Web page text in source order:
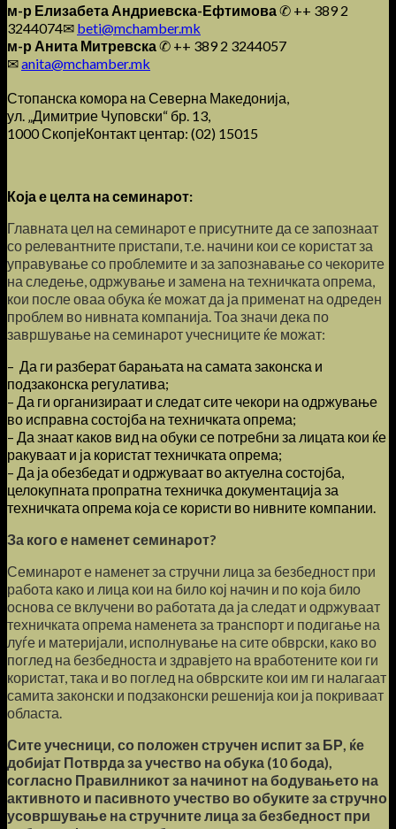
м-р Елизабета Андриевска-Ефтимова ✆ ++ 389 2
3244074✉ beti@mchamber.mk
м-р Анита Митревска ✆ ++ 389 2 3244057
✉anita@mchamber.mk
Стопанска комора на Северна Македонија,
ул. „Димитрие Чуповски“ бр. 13,
1000 СкопјеКонтакт центар: (02) 15015
Која е целта на семинарот:
Главната цел на семинарот е присутните да се запознаат
со релевантните пристапи, т.е. начини кои се користат за
управување со проблемите и за запознавање со чекорите
на следење, одржување и замена на техничката опрема,
кои после оваа обука ќе можат да ја применат на одреден
проблем во нивната компанија. Тоа значи дека по
завршување на семинарот учесниците ќе можат:
– Да ги разберат барањата на самата законска и
подзаконска регулатива;
– Да ги организираат и следат сите чекори на одржување
во исправна состојба на техничката опрема;
– Да знаат каков вид на обуки се потребни за лицата кои ќе
ракуваат и ја користат техничката опрема;
– Да ја обезбедат и одржуваат во актуелна состојба,
целокупната пропратна техничка документација за
техничката опрема која се користи во нивните компании.
За кого е наменет семинарот?
Семинарот е наменет за стручни лица за безбедност при
работа како и лица кои на било кој начин и по која било
основа се вклучени во работата да ја следат и одржуваат
техничката опрема наменета за транспорт и подигање на
луѓе и материјали, исполнување на сите обврски, како во
поглед на безбедноста и здравјето на вработените кои ги
користат, така и во поглед на обврските кои им ги налагаат
самита законски и подзаконски решенија кои ја покриваат
областа.
Сите учесници, со положен стручен испит за БР, ќе
добијат Потврда за учество на обука (10 бода),
согласно Правилникот за начинот на бодувањето на
активното и пасивното учество во обуките за стручно
усовршување на стручните лица за безбедност при